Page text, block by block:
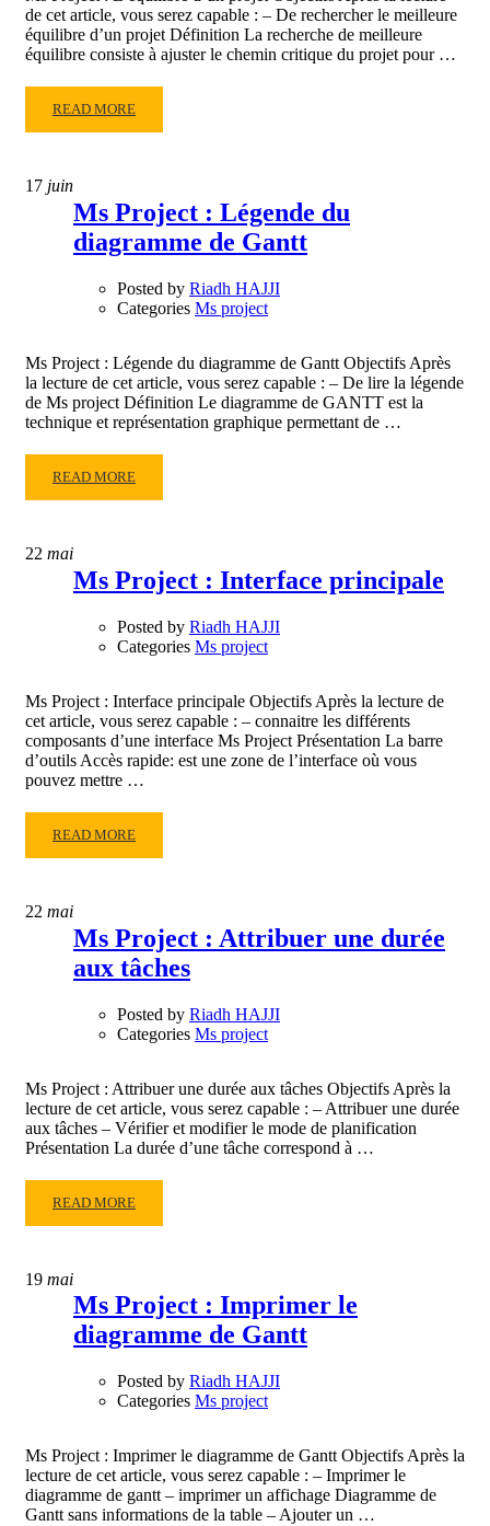
de cet article, vous serez capable : – De rechercher le meilleure
équilibre d’un projet Définition La recherche de meilleure
équilibre consiste à ajuster le chemin critique du projet pour …
READ
MORE
PROJECT
L’ÉQUILIBRE
PROJET
READ MORE
17 juin
Ms Project : Légende du
diagramme de Gantt
Posted by Riadh HAJJI
Categories Ms project
Ms Project : Légende du diagramme de Gantt Objectifs Après
la lecture de cet article, vous serez capable : – De lire la légende
de Ms project Définition Le diagramme de GANTT est la
technique et représentation graphique permettant de …
READ
MORE
PROJECT
DIAGRAMME
GANTT
READ MORE
22 mai
Ms Project : Interface principale
Posted by Riadh HAJJI
Categories Ms project
Ms Project : Interface principale Objectifs Après la lecture de
cet article, vous serez capable : – connaitre les différents
composants d’une interface Ms Project Présentation La barre
d’outils Accès rapide: est une zone de l’interface où vous
pouvez mettre …
READ
MORE
PROJECT
INTERFACE
PRINCIPALE
READ MORE
22 mai
Ms Project : Attribuer une durée
aux tâches
Posted by Riadh HAJJI
Categories Ms project
Ms Project : Attribuer une durée aux tâches Objectifs Après la
lecture de cet article, vous serez capable : – Attribuer une durée
aux tâches – Vérifier et modifier le mode de planification
Présentation La durée d’une tâche correspond à …
READ
MORE
PROJECT
ATTRIBUER
READ MORE
19 mai
Ms Project : Imprimer le
diagramme de Gantt
Posted by Riadh HAJJI
Categories Ms project
Ms Project : Imprimer le diagramme de Gantt Objectifs Après la
lecture de cet article, vous serez capable : – Imprimer le
diagramme de gantt – imprimer un affichage Diagramme de
Gantt sans informations de la table – Ajouter un …